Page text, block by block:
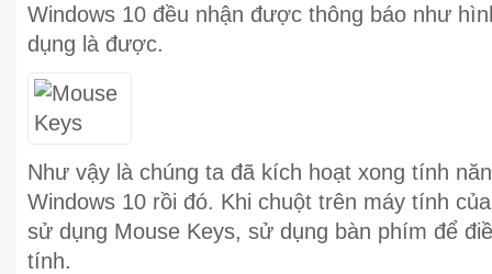
Windows 10 đều nhận được thông báo như
dụng là được.
Như vậy là chúng ta đã kích hoạt xong tính
Windows 10 rồi đó. Khi chuột trên máy tính
sử dụng Mouse Keys, sử dụng bàn phím để
tính.